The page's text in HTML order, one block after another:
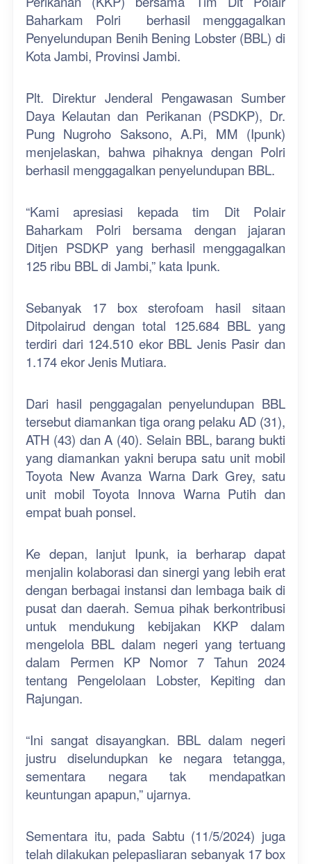
Baharkam Polri
berhasil menggagalkan
Penyelundupan Benih Bening Lobster (BBL) di
Kota Jambi, Provinsi Jambi.
Plt. Direktur Jenderal Pengawasan Sumber
Daya Kelautan dan Perikanan (PSDKP), Dr.
Pung Nugroho Saksono, A.Pi, MM (Ipunk)
menjelaskan, bahwa pihaknya dengan Polri
berhasil menggagalkan penyelundupan BBL.
“Kami apresiasi kepada tim Dit Polair
Baharkam Polri bersama dengan jajaran
Ditjen PSDKP yang berhasil menggagalkan
125 ribu BBL di Jambi,” kata Ipunk.
Sebanyak 17 box sterofoam hasil sitaan
Ditpolairud dengan total 125.684 BBL yang
terdiri dari 124.510 ekor BBL Jenis Pasir dan
1.174 ekor Jenis Mutiara.
Dari hasil penggagalan penyelundupan BBL
tersebut diamankan tiga orang pelaku AD (31),
ATH (43) dan A (40). Selain BBL, barang bukti
yang diamankan yakni berupa satu unit mobil
Toyota New Avanza Warna Dark Grey, satu
unit mobil Toyota Innova Warna Putih dan
empat buah ponsel.
Ke depan, lanjut Ipunk, ia berharap dapat
menjalin kolaborasi dan sinergi yang lebih erat
dengan berbagai instansi dan lembaga baik di
pusat dan daerah. Semua pihak berkontribusi
untuk mendukung kebijakan KKP dalam
mengelola BBL dalam negeri yang tertuang
dalam Permen KP Nomor 7 Tahun 2024
tentang Pengelolaan Lobster, Kepiting dan
Rajungan.
“Ini sangat disayangkan. BBL dalam negeri
justru diselundupkan ke negara tetangga,
sementara negara tak mendapatkan
keuntungan apapun,” ujarnya.
Sementara itu, pada Sabtu (11/5/2024) juga
telah dilakukan pelepasliaran sebanyak 17 box